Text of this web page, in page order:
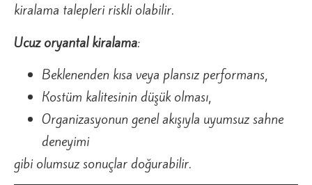
kiralama talepleri riskli olabilir.
Ucuz oryantal kiralama:
Beklenenden kısa veya plansız performans,
Kostüm kalitesinin düşük olması,
Organizasyonun genel akışıyla uyumsuz sahne
deneyimi
gibi olumsuz sonuçlar doğurabilir.